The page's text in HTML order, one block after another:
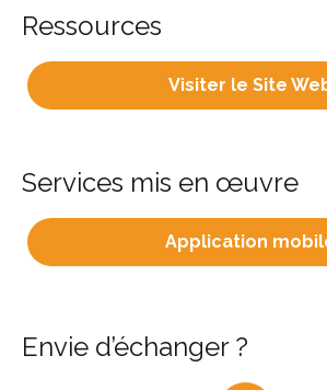
Ressources
Visiter le Site
Services mis en œuvre
Application
Envie d’échanger ?